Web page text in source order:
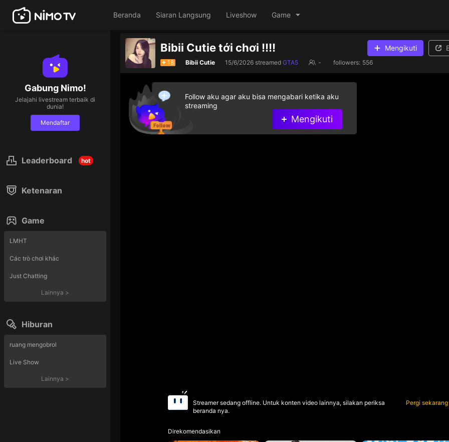
Beranda Siaran Langsung Liveshow Game
Gabung Nimo!
Jelajahi livestream terbaik di
dunia!
Mendaftar
Leaderboard hot
Ketenaran
Game
LMHT
Các trò chơi khác
Just Chatting
Lainnya >
Hiburan
ruang mengobrol
Live Show
Lainnya >
Bibii Cutie tới chơi !!!! Mengikuti
18 Bibii Cutie 15/6/2026 streamedGTA5 - followers: 556
Streamer sedang offline. Untuk konten video lainnya, silakan periksa
beranda nya.
Pergi sekarang
Direkomendasikan
Follow aku agar aku bisa mengabari ketika aku
streaming
Mengikuti